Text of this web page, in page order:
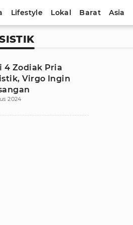
Lifestyle Lokal Barat Asia
4 Zodiak Pria
Virgo Ingin
2024